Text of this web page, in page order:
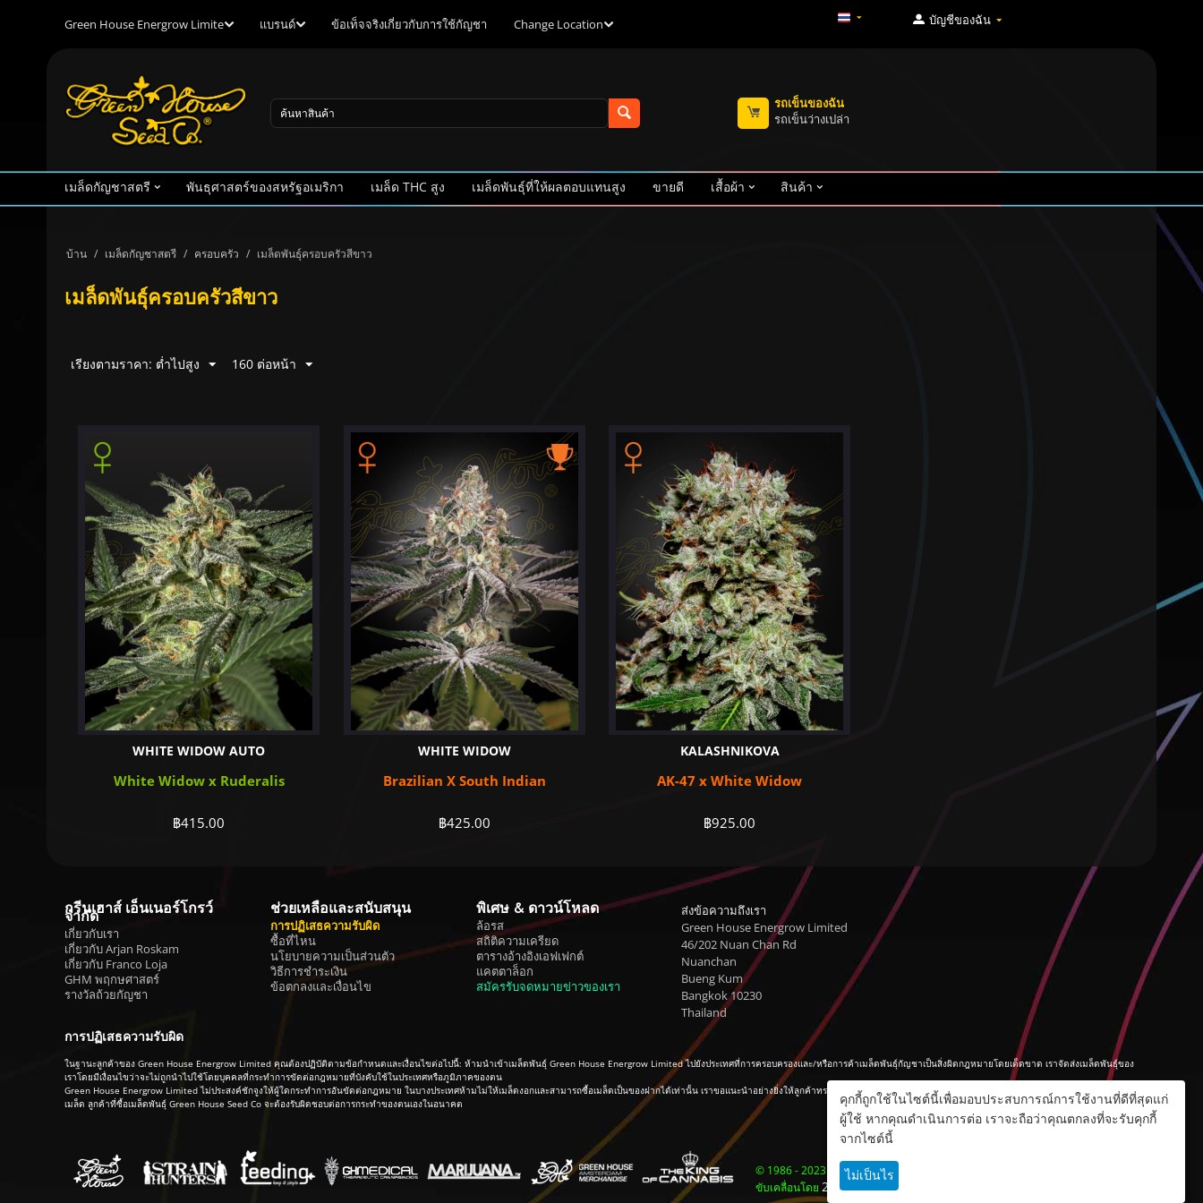
Green House Energrow Limite แบรนด์ ข้อเท็จจริงเกี่ยวกับการใช้กัญชา Change Location บัญชีของฉัน
รถเข็นของฉัน
รถเข็นว่างเปล่า
เมล็ดกัญชาสตรี พันธุศาสตร์ของสหรัฐอเมริกา เมล็ด THC สูง เมล็ดพันธุ์ที่ให้ผลตอบแทนสูง ขายดี เสื้อผ้า สินค้า
บ้าน / เมล็ดกัญชาสตรี / ครอบครัว / เมล็ดพันธุ์ครอบครัวสีขาว
เมล็ดพันธุ์ครอบครัวสีขาว
เรียงตามราคา: ต่ำไปสูง 160 ต่อหน้า
WHITE WIDOW AUTO
White Widow x Ruderalis
฿415.00
WHITE WIDOW
Brazilian X South Indian
฿425.00
KALASHNIKOVA
AK-47 x White Widow
฿925.00
กรีนเฮาส์ เอ็นเนอร์โกรว์
จำกัด
เกี่ยวกับเรา
เกี่ยวกับ Arjan Roskam
เกี่ยวกับ Franco Loja
GHM พฤกษศาสตร์
รางวัลถ้วยกัญชา
ช่วยเหลือและสนับสนุน
การปฏิเสธความรับผิด
ซื้อที่ไหน
นโยบายความเป็นส่วนตัว
วิธีการชำระเงิน
ข้อตกลงและเงื่อนไข
พิเศษ & ดาวน์โหลด
ล้อรส
สถิติความเครียด
ตารางอ้างอิงเอฟเฟกต์
แคตตาล็อก
สมัครรับจดหมายข่าวของเรา
ส่งข้อความถึงเรา
Green House Energrow Limited
46/202 Nuan Chan Rd
Nuanchan
Bueng Kum
Bangkok 10230
Thailand
การปฏิเสธความรับผิด
ในฐานะลูกค้าของ Green House Energrow Limited คุณต้องปฏิบัติตามข้อกำหนดและเงื่อนไขต่อไปนี้: ห้ามนำเข้าเมล็ดพันธุ์ Green House Energrow Limited ไปยังประเทศที่การครอบครองและ/หรือการค้าเมล็ดพันธุ์กัญชาเป็นสิ่งผิดกฎหมายโดยเด็ดขาด เราจัดส่งเมล็ดพันธุ์ของ
เราโดยมีเงื่อนไขว่าจะไม่ถูกนำไปใช้โดยบุคคลที่กระทำการขัดต่อกฎหมายที่บังคับใช้ในประเทศหรือภูมิภาคของตน
Green House Energrow Limited ไม่ประสงค์ชักจูงให้ผู้ใดกระทำการอันขัดต่อกฎหมาย ในบางประเทศห้ามไม่ให้เมล็ดงอกและสามารถซื้อเมล็ดเป็นของฝากได้เท่านั้น เราขอแนะนำอย่างยิ่งให้ลูกค้าทราบเกี่ยวกับกฎหมายที่บังคับใช้ในท้องถิ่นที่พวกเขาต้องปฏิบัติตามก่อนที่จะเพาะ
เมล็ด ลูกค้าที่ซื้อเมล็ดพันธุ์ Green House Seed Co จะต้องรับผิดชอบต่อการกระทำของตนเองในอนาคต
© 1986 - 2023 Green House Energrow Limited..
ขับเคลื่อนโดย 2ifx
คุกกี้ถูกใช้ในไซต์นี้เพื่อมอบประสบการณ์การใช้งานที่ดีที่สุดแก่
ผู้ใช้ หากคุณดำเนินการต่อ เราจะถือว่าคุณตกลงที่จะรับคุกกี้
จากไซต์นี้
ไม่เป็นไร